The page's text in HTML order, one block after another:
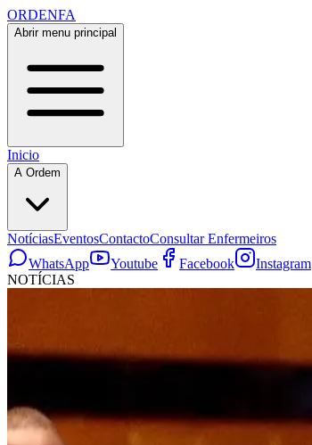
ORDENFA
Abrir menu principal
Inicio
A Ordem
NotíciasEventosContactoConsultar Enfermeiros
WhatsApp
Youtube Facebook
Instagram
NOTÍCIAS